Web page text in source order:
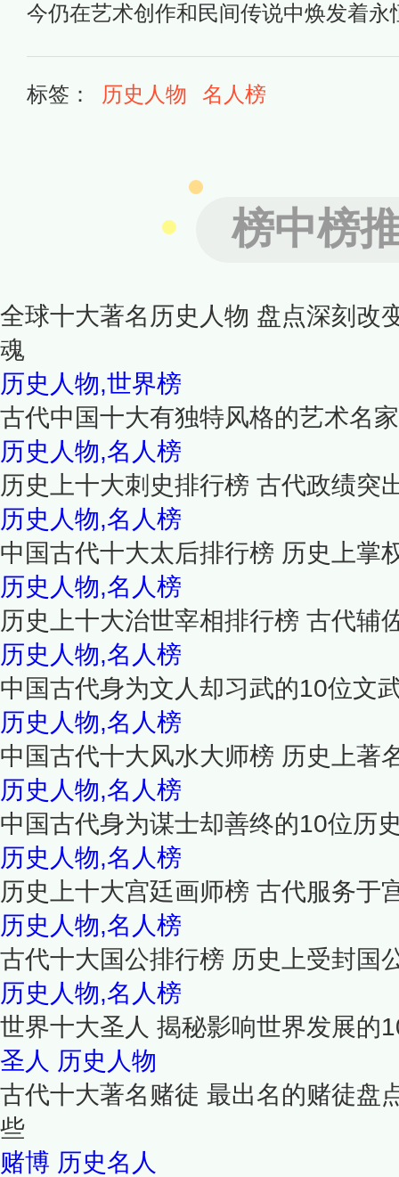
今仍在艺术创作和民间传说中焕发着永
标签： 历史人物 名人榜
榜中榜
全球十大著名历史人物 盘点深刻改
魂
历史人物,世界榜
古代中国十大有独特风格的艺术名
历史人物,名人榜
历史上十大刺史排行榜 古代政绩突
历史人物,名人榜
中国古代十大太后排行榜 历史上掌
历史人物,名人榜
历史上十大治世宰相排行榜 古代辅
历史人物,名人榜
中国古代身为文人却习武的10位文
历史人物,名人榜
中国古代十大风水大师榜 历史上著
历史人物,名人榜
中国古代身为谋士却善终的10位历
历史人物,名人榜
历史上十大宫廷画师榜 古代服务于
历史人物,名人榜
古代十大国公排行榜 历史上受封国
历史人物,名人榜
世界十大圣人 揭秘影响世界发展的
圣人 历史人物
古代十大著名赌徒 最出名的赌徒盘
些
赌博 历史名人